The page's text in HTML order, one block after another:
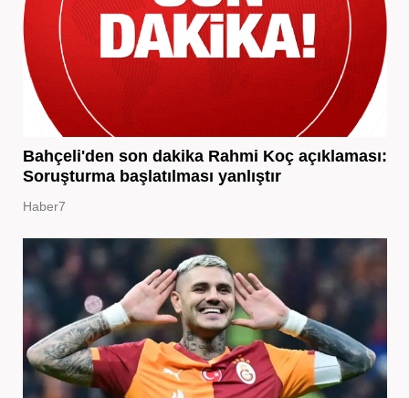
Bahçeli'den son dakika Rahmi Koç açıklaması:
Soruşturma başlatılması yanlıştır
Haber7